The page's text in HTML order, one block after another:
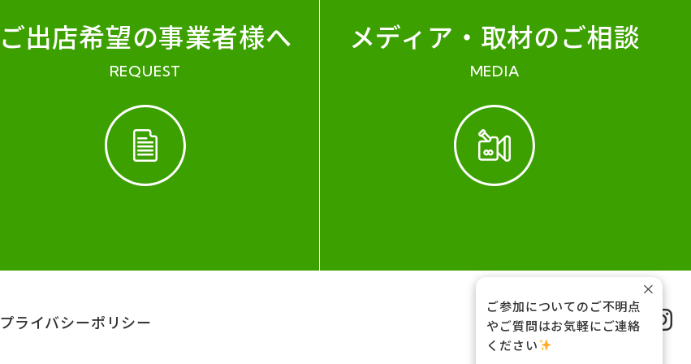
ご出店希望の事業者様へ
REQUEST
メディア・ 取材のご相談
MEDIA
プライバシーポリシー FOLLOW US
ご参加についてのご不明点
やご質問はお気軽にご連絡
ください
×